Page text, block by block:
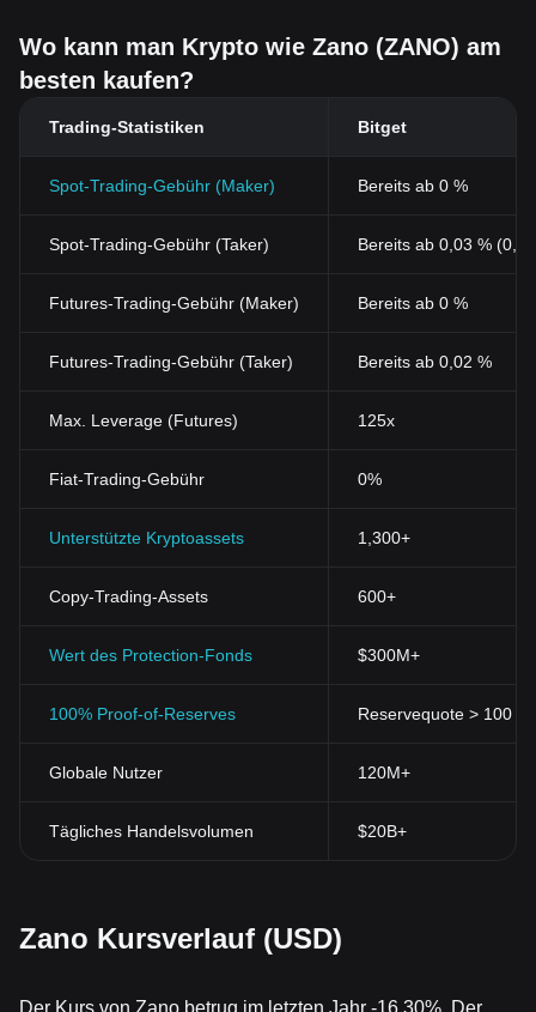
Wo kann man Krypto wie Zano (ZANO) am
besten kaufen?
Trading-Statistiken Bitget
Spot-Trading-Gebühr (Maker) Bereits ab 0 %
Spot-Trading-Gebühr (Taker) Bereits ab 0,03 %
Futures-Trading-Gebühr (Maker) Bereits ab 0 %
Futures-Trading-Gebühr (Taker) Bereits ab 0,02 %
Max. Leverage (Futures) 125x
Fiat-Trading-Gebühr 0%
Unterstützte Kryptoassets 1,300+
Copy-Trading-Assets 600+
Wert des Protection-Fonds $300M+
100% Proof-of-Reserves Reservequote > 100
Globale Nutzer 120M+
Tägliches Handelsvolumen $20B+
Zano Kursverlauf (USD)
Der Kurs von Zano betrug im letzten Jahr -16.30%. Der